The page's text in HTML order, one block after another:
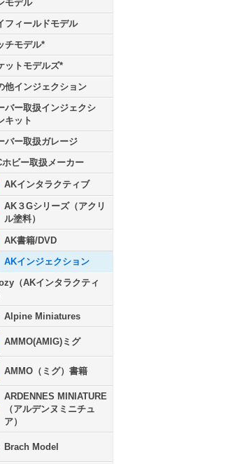
モデル
フィールドモデル
チモデル*
ットモデルズ*
他インジェクション
バー取扱インジェクシ
キット
バー取扱ガレージ
ホビー取扱メーカー
AKインタラクティブ
AK３Gシリーズ（アクリ
ル塗料）
AK書籍/DVD
AKインジェクション
（AKインタラクティ
Alpine Miniatures
AMMO(AMIG)ミグ
AMMO（ミグ）書籍
ARDENNES MINIATURE
（アルデンヌミニチュ
ア）
Brach Model